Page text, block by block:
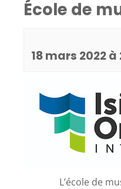
École de
18 mars 2022 à
L’école de